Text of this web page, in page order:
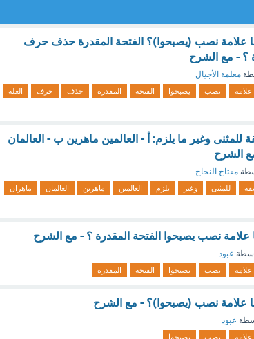
علامة نصب (يصبحوا)؟ الفتحة المقدرة حذف حرف
؟ - مع الشرح
معلمة الأجيال
علامة نصب يصبحوا الفتحة المقدرة حذف حرف
العلة
للمثنى وغير ما يلزم: أ - العالمين ماهرين ب - العالمان
الشرح
مفتاح النجاح
للمثنى وغير يلزم العالمين ماهرين العالمان
ماهران
علامة نصب يصبحوا الفتحة المقدرة ؟ - مع الشرح
عبود
علامة نصب يصبحوا الفتحة المقدرة
علامة نصب (يصبحوا)؟ - مع الشرح
عبود
علامة نصب يصبحوا